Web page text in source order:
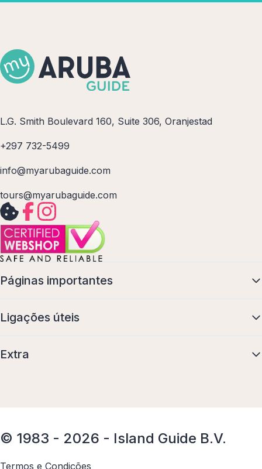
L.G. Smith Boulevard 160, Suite 306, Oranjestad
+297 732-5499
info@myarubaguide.com
tours@myarubaguide.com
Páginas importantes
Ligações úteis
Extra
© 1983 - 2026 - Island Guide B.V.
Termos e Condições